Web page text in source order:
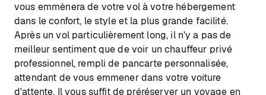
vous emmènera de votre vol à votre hébergement
dans le confort, le style et la plus grande facilité.
Après un vol particulièrement long, il n'y a pas de
meilleur sentiment que de voir un chauffeur privé
professionnel, rempli de pancarte personnalisée,
attendant de vous emmener dans votre voiture
d'attente. Il vous suffit de préréserver un voyage en